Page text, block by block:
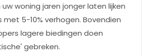
uw woning jaren jonger laten lijken
met 5-10% verhogen. Bovendien
lagere biedingen doen
gebreken.